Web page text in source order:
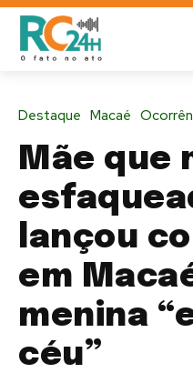
Destaque Macaé
Mãe que
lançou
em
menina
céu”